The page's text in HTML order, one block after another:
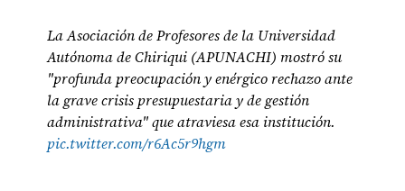
La Asociación de Profesores de la Universidad
Autónoma de Chiriqui (APUNACHI) mostró su
"profunda preocupación y enérgico rechazo ante
la grave crisis presupuestaria y de gestión
administrativa" que atraviesa esa institución.
pic.twitter.com/r6Ac5r9hgm